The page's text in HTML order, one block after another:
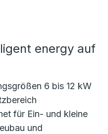
energy auf
6 bis 12 kW
für Ein- und kleine
und